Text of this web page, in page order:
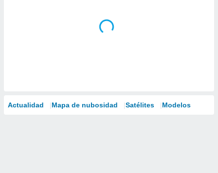
Actualidad Mapa de nubosidad Satélites Modelos